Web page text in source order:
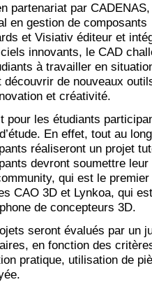
partenariat par
en gestion de composants
et Visiativ éditeur et
innovants, le CAD
à travailler en
découvrir de nouveaux
et créativité.
pour les étudiants
En effet, tout au
réaliseront un projet
devront soumettre
qui est le
CAO 3D et Lynkoa, qui
de concepteurs 3D.
seront évalués par un
en fonction des
pratique, utilisation de